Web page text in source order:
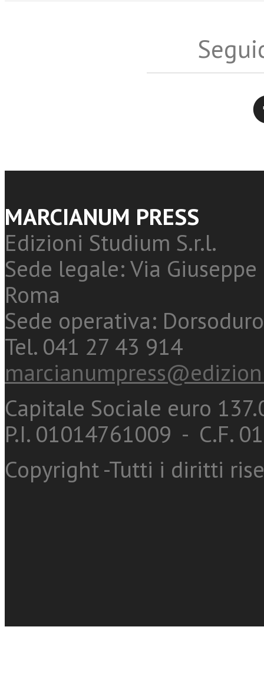
MARCIANUM PRESS
Edizioni Studium S.r.l.
Sede legale: Via
Roma
Sede operativa:
Tel. 041 27 43 914
Capitale Sociale euro
P.I. 01014761009 - C.F.
Copyright -Tutti i diritti